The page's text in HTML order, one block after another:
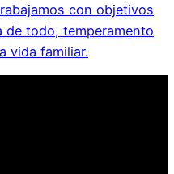
con objetivos
de todo, temperamento
vida familiar.